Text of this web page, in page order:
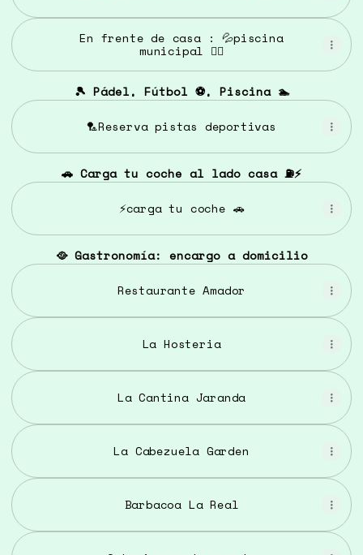
En frente de casa : 💦piscina
municipal 🏊‍♀️
🎾 Pádel, Fútbol ⚽️, Piscina 🏊
🏸Reserva pistas deportivas
🚗 Carga tu coche al lado casa ⛽️⚡️
⚡️carga tu coche 🚗
🥘 Gastronomía: encargo a domicilio
Restaurante Amador
La Hosteria
La Cantina Jaranda
La Cabezuela Garden
Barbacoa La Real